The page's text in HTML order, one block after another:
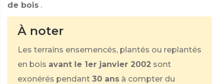
de bois .
À noter
Les terrains ensemencés, plantés ou replantés
en bois avant le 1er janvier 2002 sont
exonérés pendant 30 ans à compter du